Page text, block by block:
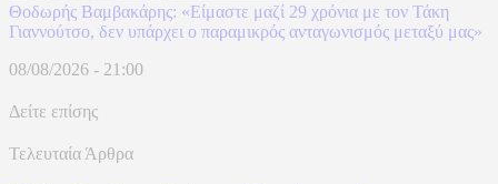
Θοδωρής Βαμβακάρης: «Είμαστε μαζί 29 χρόνια με τον Τάκη
Γιαννούτσο, δεν υπάρχει ο παραμικρός ανταγωνισμός μεταξύ μας»
08/08/2026 - 21:00
Δείτε επίσης
Τελευταία Άρθρα